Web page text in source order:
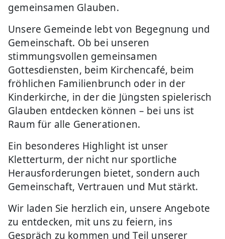
gemeinsamen Glauben.
Unsere Gemeinde lebt von Begegnung und
Gemeinschaft. Ob bei unseren
stimmungsvollen gemeinsamen
Gottesdiensten, beim Kirchencafé, beim
fröhlichen Familienbrunch oder in der
Kinderkirche, in der die Jüngsten spielerisch
Glauben entdecken können – bei uns ist
Raum für alle Generationen.
Ein besonderes Highlight ist unser
Kletterturm, der nicht nur sportliche
Herausforderungen bietet, sondern auch
Gemeinschaft, Vertrauen und Mut stärkt.
Wir laden Sie herzlich ein, unsere Angebote
zu entdecken, mit uns zu feiern, ins
Gespräch zu kommen und Teil unserer